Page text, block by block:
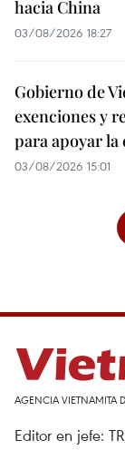
hacia China
03/08/2026 18:27
Gobierno de
exenciones y
para apoyar la
03/08/2026 15:01
AGENCIA VIETNAMITA
Editor en jefe: